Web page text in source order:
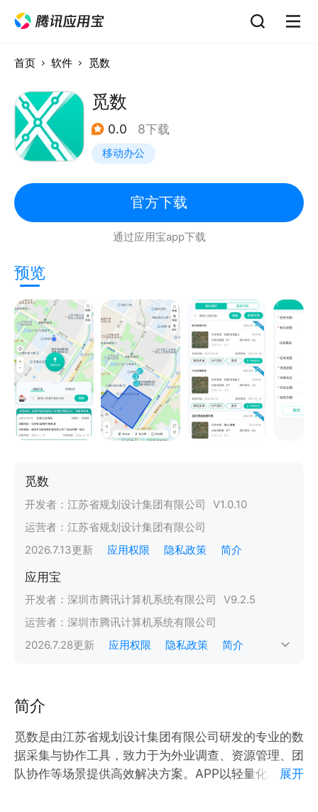
首页 软件 觅数
觅数
0.0 8下载
移动办公
官方下载
通过应用宝app下载
预览
觅数
开发者： 江苏省规划设计集团有限公司 V1.0.10
运营者： 江苏省规划设计集团有限公司
2026.7.13更新 应用权限 隐私政策 简介
应用宝
开发者： 深圳市腾讯计算机系统有限公司 V9.2.5
运营者： 深圳市腾讯计算机系统有限公司
2026.7.28更新 应用权限 隐私政策 简介
简介
觅数是由江苏省规划设计集团有限公司研发的专业的数
据采集与协作工具，致力于为外业调查、资源管理、团
队协作等场景提供高效解决方案。APP以轻量化设计、
展开